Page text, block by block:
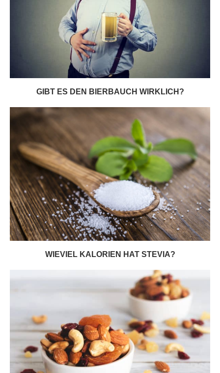
GIBT ES DEN BIERBAUCH WIRKLICH?
WIEVIEL KALORIEN HAT STEVIA?